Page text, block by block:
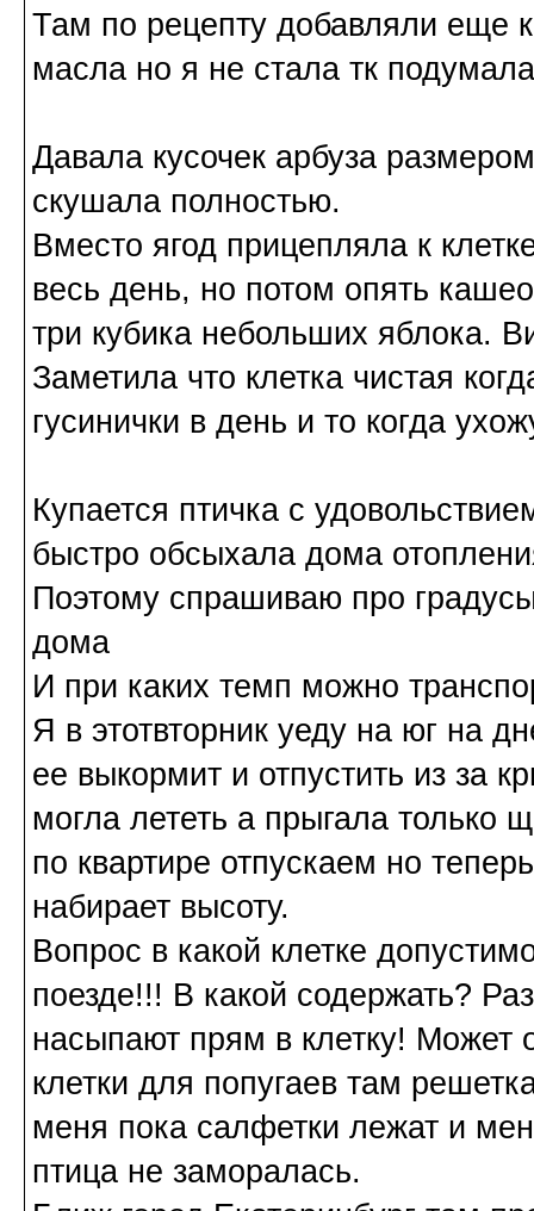
Там по рецепту добавляли еще
масла но я не стала тк
Давала кусочек арбуза
скушала полностью.
Вместо ягод прицепляла к
весь день, но потом опять
три кубика небольших яблока.
Заметила что клетка чистая
гусинички в день и то когда
Купается птичка с
быстро обсыхала дома
Поэтому спрашиваю про
дома
И при каких темп можно
Я в этотвторник уеду на юг на
ее выкормит и отпустить из за
могла лететь а прыгала
по квартире отпускаем но
набирает высоту.
Вопрос в какой клетке
поезде!!! В какой содержать?
насыпают прям в клетку! Может
клетки для попугаев там
меня пока салфетки лежат и
птица не заморалась.